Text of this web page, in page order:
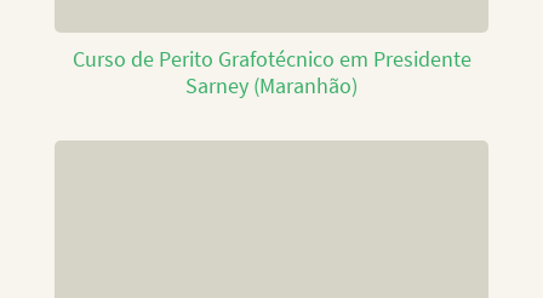
Curso de Perito Grafotécnico em Presidente
Sarney (Maranhão)